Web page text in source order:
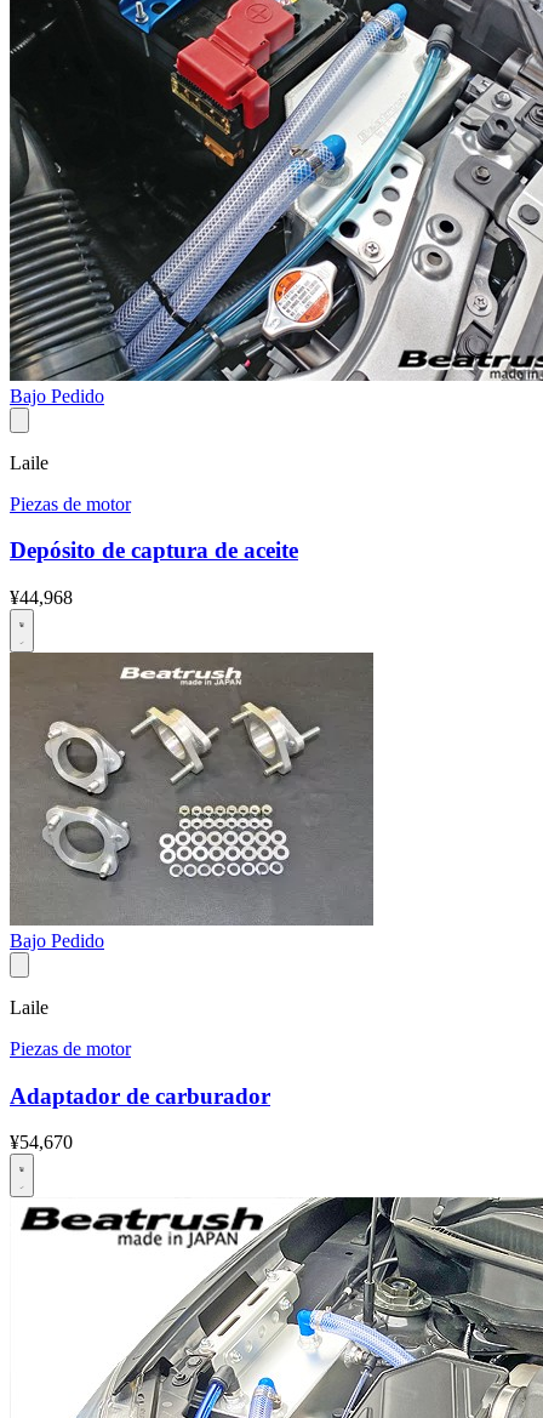
Bajo Pedido
Laile
Piezas de motor
Depósito de captura de aceite
¥44,968
Bajo Pedido
Laile
Piezas de motor
Adaptador de carburador
¥54,670